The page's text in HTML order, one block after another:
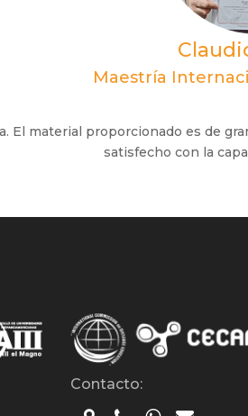
Maestría
El material proporcionado es de
satisfecho con la
Contacto: